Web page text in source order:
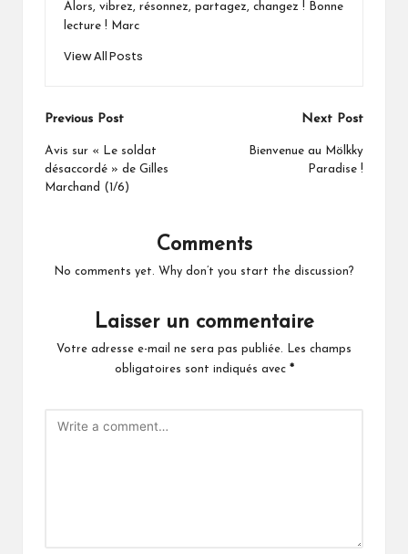
Alors, vibrez, résonnez, partagez, changez ! Bonne
lecture ! Marc
View All Posts
Post
navigation
Previous Post
Avis sur « Le soldat
désaccordé » de Gilles
Marchand (1/6)
Next Post
Bienvenue au Mölkky
Paradise !
Comments
No comments yet. Why don’t you start the discussion?
Laisser un commentaire
Votre adresse e-mail ne sera pas publiée.
Les champs
obligatoires sont indiqués avec *